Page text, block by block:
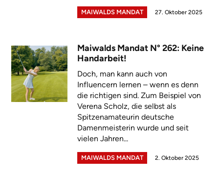
MAIWALDS MANDAT 27. Oktober 2025
Maiwalds Mandat N° 262: Keine
Handarbeit!
Doch, man kann auch von
Influencern lernen – wenn es denn
die richtigen sind. Zum Beispiel von
Verena Scholz, die selbst als
Spitzenamateurin deutsche
Damenmeisterin wurde und seit
vielen Jahren...
MAIWALDS MANDAT 2. Oktober 2025